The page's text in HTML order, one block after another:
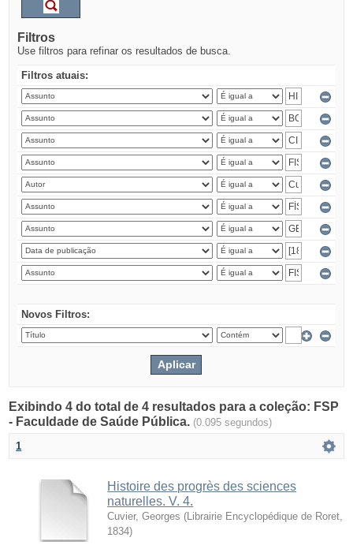
Filtros
Use filtros para refinar os resultados de busca.
Filtros atuais:
Novos Filtros:
Exibindo 4 do total de 4 resultados para a coleção: FSP
- Faculdade de Saúde Pública. (0.095 segundos)
1
Histoire des progrès des sciences
naturelles. V. 4.
Cuvier, Georges ( Librairie Encyclopédique de Roret
1834)